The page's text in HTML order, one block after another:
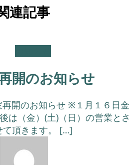
連記事
開のお知らせ
再開のお知らせ ※１月１６日金
は（金）(土)（日）の営業とさ
て頂きます。 […]